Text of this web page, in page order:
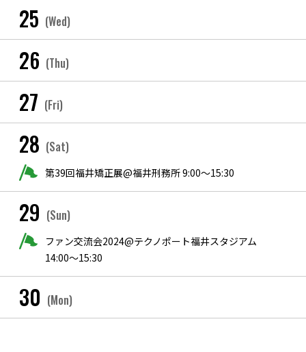
25 (Wed)
26 (Thu)
27 (Fri)
28 (Sat)
第39回福井矯正展@福井刑務所 9:00〜15:30
29 (Sun)
ファン交流会2024@テクノポート福井スタジアム
14:00〜15:30
30 (Mon)